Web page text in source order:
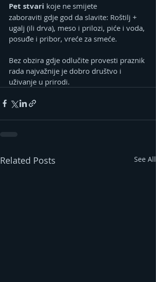
Pet stvari koje ne smijete
zaboraviti gdje god da slavite: Roštilj +
ugalj (ili drva), meso i prilozi, piće i voda,
posuđe i pribor, vreće za smeće.
Bez obzira gdje odlučite provesti praznik
rada najvažnije je dobro društvo i
uživanje u prirodi.
Related Posts See All